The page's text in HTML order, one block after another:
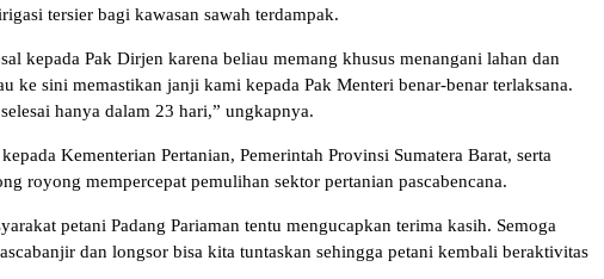
tersier bagi kawasan sawah terdampak.
kepada Pak Dirjen karena beliau memang khusus menangani lahan dan
ke sini memastikan janji kami kepada Pak Menteri benar-benar terlaksana.
hanya dalam 23 hari,” ungkapnya.
Kementerian Pertanian, Pemerintah Provinsi Sumatera Barat, serta
royong mempercepat pemulihan sektor pertanian pascabencana.
petani Padang Pariaman tentu mengucapkan terima kasih. Semoga
dan longsor bisa kita tuntaskan sehingga petani kembali beraktivitas